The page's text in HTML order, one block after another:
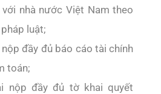
nhà nước Việt Nam theo
luật;
đầy đủ báo cáo tài chính
toán;
nộp đầy đủ tờ khai quyết